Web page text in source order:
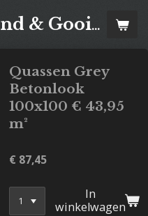
Sani Nederland & Goois Tegelhuis
Quassen Grey
Betonlook
100x100 € 43,95
m²
€ 87,45
In
winkelwagen